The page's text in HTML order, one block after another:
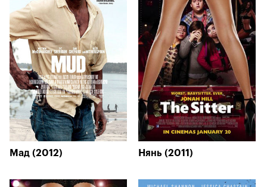
Мад (2012) Нянь (2011)